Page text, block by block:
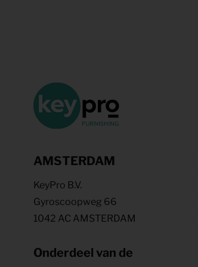
AMSTERDAM
KeyPro B.V.
Gyroscoopweg 66
1042 AC AMSTERDAM
Onderdeel van de